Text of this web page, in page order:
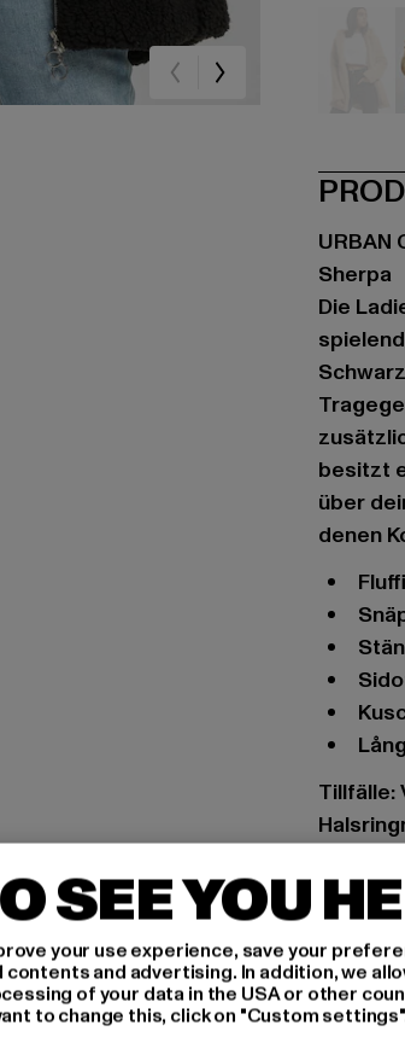
URBAN
Sherpa
Die
besitzt
über
denen
Tillfälle:
Typer
Skär:
Färg:
SEE YOU
your use experience, save your
and advertising. In addition, we
of your data in the USA or other
to change this, click on "Custom